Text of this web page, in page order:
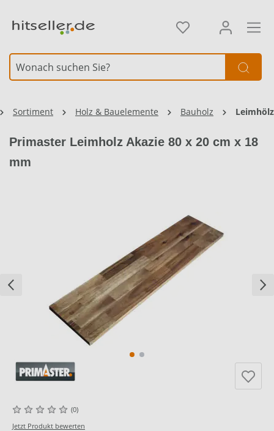
Sortiment Holz & Bauelemente Bauholz
Primaster Leimholz Akazie 80 x 20 cm x 18
mm
(0)
Jetzt Produkt bewerten